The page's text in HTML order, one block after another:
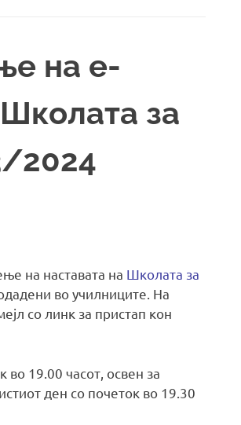
на е-
за
2024
на наставата на Школата за
во училниците. На
со линк за пристап кон
19.00 часот, освен за
ден со почеток во 19.30